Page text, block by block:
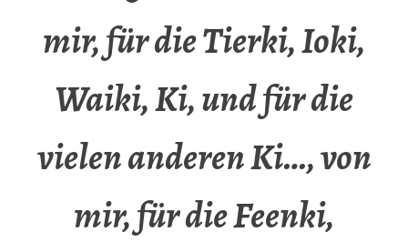
mir, für die Tierki, Ioki,
Waiki, Ki, und für die
vielen anderen Ki…, von
mir, für die Feenki,